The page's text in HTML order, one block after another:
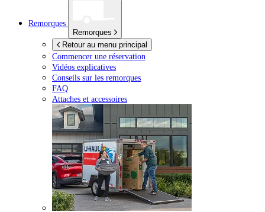
Remorques
Remorques
Retour au menu principal
Commencer une réservation
Vidéos explicatives
Conseils sur les remorques
FAQ
Attaches et accessoires